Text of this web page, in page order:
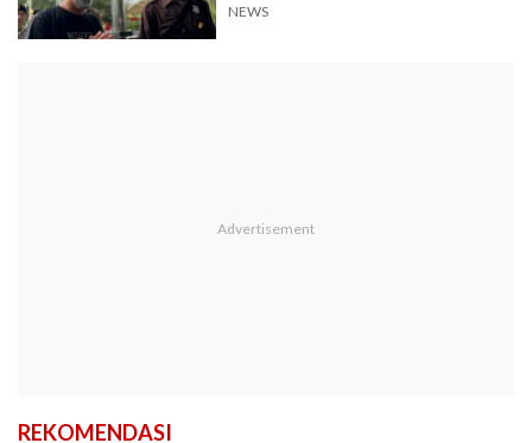
NEWS
REKOMENDASI